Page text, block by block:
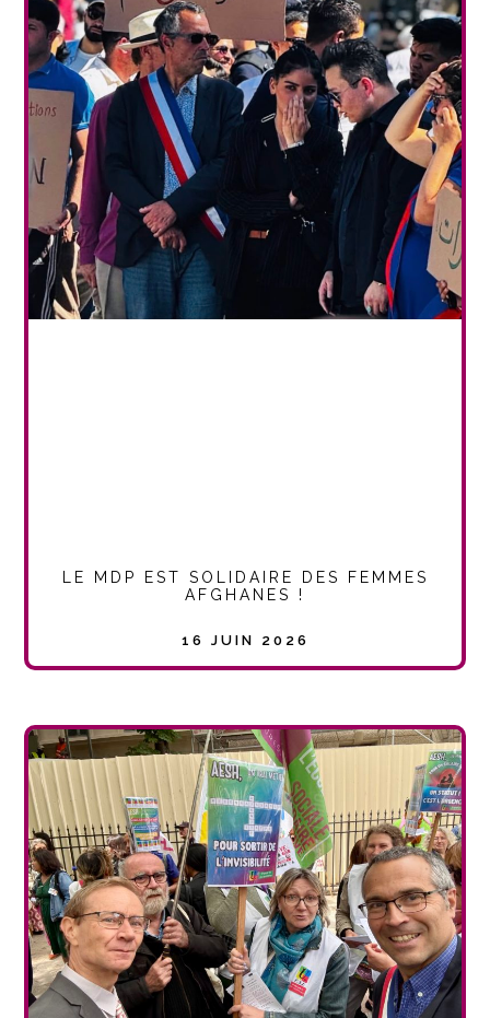
LE MDP EST SOLIDAIRE DES FEMMES
AFGHANES !
16 JUIN 2026